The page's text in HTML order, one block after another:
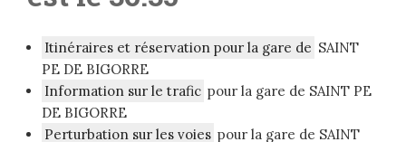
Itinéraires et réservation pour la gare de SAINT
PE DE BIGORRE
Information sur le trafic pour la gare de SAINT PE
DE BIGORRE
Perturbation sur les voies pour la gare de SAINT